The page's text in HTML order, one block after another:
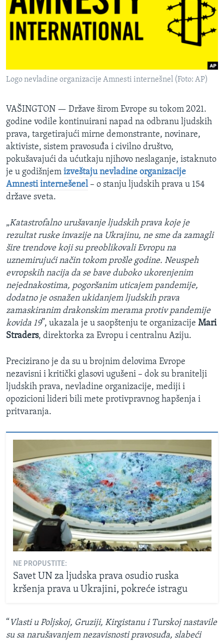
SPORT
INTERVJU
Logo nevladine organizacije Amnesti internešnel (Foto: AP)
VAŠINGTON — Države širom Evrope su tokom 2021.
godine vodile kontinuirani napad na odbranu ljudskih
prava, targetirajući mirne demonstrante, novinare,
aktiviste, sistem pravosuđa i civilno društvo,
pokušavajući da ućutkaju njihovo neslaganje, istaknuto
je u godišnjem izveštaju nevladine organizacije
Amnesti internešenel– o stanju ljudskih prava u 154
države sveta.
„Katastrofalno urušavanje ljudskih prava koje je
rezultat ruske invazije na Ukrajinu, ne sme da zamagli
šire trendove koji su preoblikovali Evropu na
uznemirujući način tokom prošle godine. Neuspeh
evropskih nacija da se bave duboko ukorenjenim
nejednakostima, pogoršanim uticajem pandemije,
dodatno je osnažen ukidanjem ljudskih prava
zamaskiranim drakonskim merama protiv pandemije
kovida 19”, ukazala je u saopštenju te organizacije Mari
Straders, direktorka za Evropu i centralnu Aziju.
Precizirano je da su u brojnim delovima Evrope
nezavisni i kritički glasovi ugušeni – dok su branitelji
ljudskih prava, nevladine organizacije, mediji i
opozicioni lideri bili mete protivpravnog hapšenja i
pritvaranja.
NE PROPUSTITE:
Savet UN za ljudska prava osudio ruska
kršenja prava u Ukrajini, pokreće istragu
“ Vlasti u Poljskoj, Gruziji, Kirgistanu i Turskoj nastavile
su sa narušavanjem nezavisnosti pravosuđa, slabeći